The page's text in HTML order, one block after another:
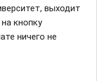
выходит
кнопку
ничего не